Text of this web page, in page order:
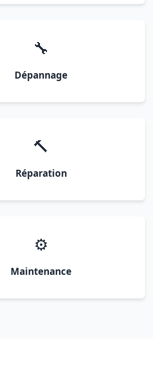
🔧
Dépannage
🔨
Réparation
⚙️
Maintenance